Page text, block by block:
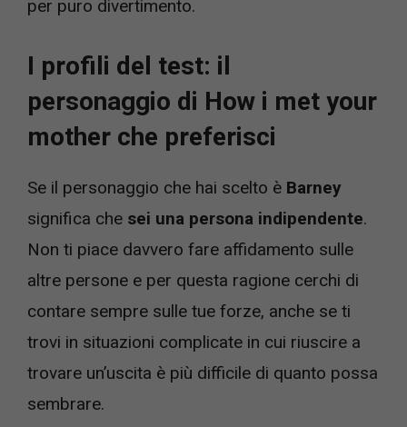
per puro divertimento.
I profili del test: il
personaggio di How i met your
mother che preferisci
Se il personaggio che hai scelto è Barney
significa che sei una persona indipendente.
Non ti piace davvero fare affidamento sulle
altre persone e per questa ragione cerchi di
contare sempre sulle tue forze, anche se ti
trovi in situazioni complicate in cui riuscire a
trovare un’uscita è più difficile di quanto possa
sembrare.